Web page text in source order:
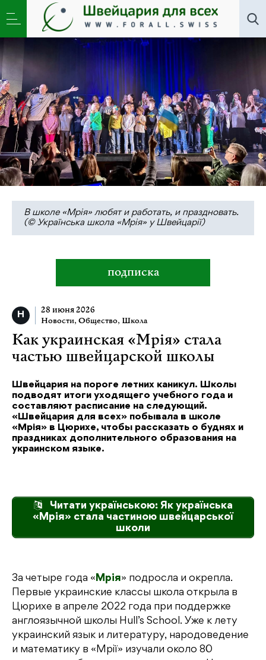
Новости Общество,Школа»Как украинская
«Мрія» стала частью швейцарской школы
В школе «Мрія» любят и работать, и праздновать.
(© Українська школа «Мрія» у Швейцарії)
подписка
28 июня 2026
Новости, Общество, Школа
Как украинская «Мрія» стала
частью швейцарской школы
Швейцария на пороге летних каникул. Школы
подводят итоги уходящего учебного года и
составляют расписание на следующий.
«Швейцария для всех» побывала в школе
«Мрія» в Цюрихе, чтобы рассказать о буднях и
праздниках дополнительного образования на
украинском языке.
Читати українською: Як українська
«Мрія» стала частиною швейцарської
школи
За четыре года «Мрія» подросла и окрепла.
Первые украинские классы школа открыла в
Цюрихе в апреле 2022 года при поддержке
англоязычной школы Hull’s School. Уже к лету
украинский язык и литературу, народоведение
и математику в «Мрії» изучали около 80